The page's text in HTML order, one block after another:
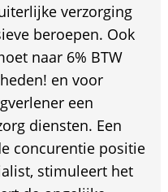
verzorging
beroepen. Ook
naar 6% BTW
en voor
een
diensten. Een
concurentie positie
stimuleert het